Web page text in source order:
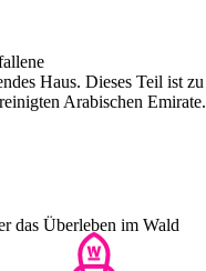
Haus. Dieses Teil ist
Arabischen Emirate.
das Überleben im Wald